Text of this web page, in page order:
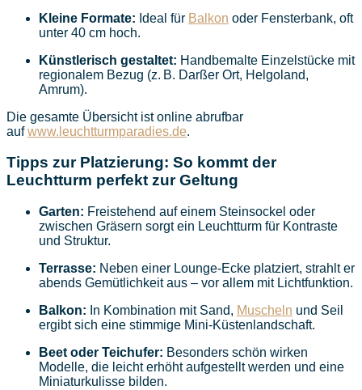
Kleine Formate: Ideal für Balkon oder Fensterbank, oft
unter 40 cm hoch.
Künstlerisch gestaltet: Handbemalte Einzelstücke mit
regionalem Bezug (z. B. Darßer Ort, Helgoland,
Amrum).
Die gesamte Übersicht ist online abrufbar
aufwww.leuchtturmparadies.de.
Tipps zur Platzierung: So kommt der
Leuchtturm perfekt zur Geltung
Garten: Freistehend auf einem Steinsockel oder
zwischen Gräsern sorgt ein Leuchtturm für Kontraste
und Struktur.
Terrasse: Neben einer Lounge-Ecke platziert, strahlt er
abends Gemütlichkeit aus – vor allem mit Lichtfunktion.
Balkon: In Kombination mit Sand, Muscheln und Seil
ergibt sich eine stimmige Mini-Küstenlandschaft.
Beet oder Teichufer: Besonders schön wirken
Modelle, die leicht erhöht aufgestellt werden und eine
Miniaturkulisse bilden.